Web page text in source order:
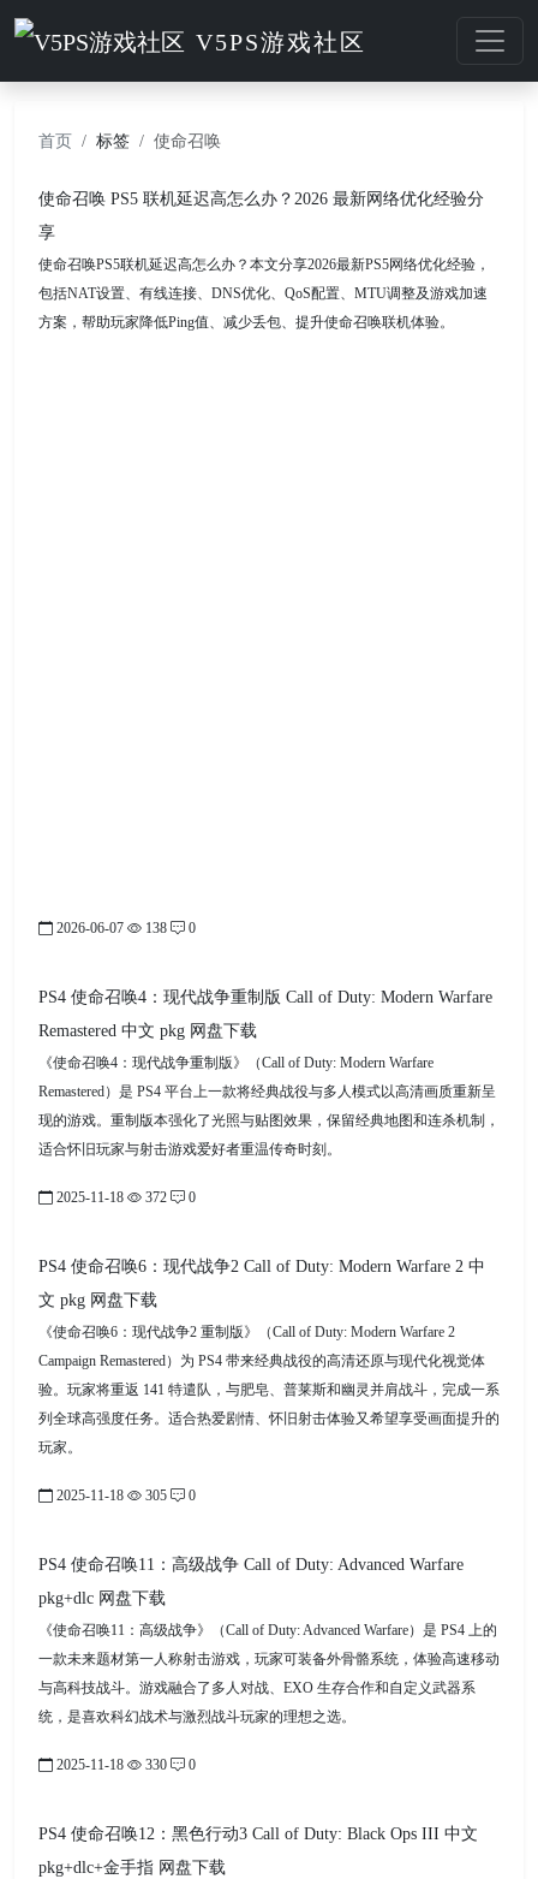
V5PS游戏社区
首页 标签 使命召唤
使命召唤 PS5 联机延迟高怎么办？2026 最新网络优化经验分
享
使命召唤PS5联机延迟高怎么办？本文分享2026最新PS5网络优化经验，
包括NAT设置、有线连接、DNS优化、QoS配置、MTU调整及游戏加速
方案，帮助玩家降低Ping值、减少丢包、提升使命召唤联机体验。
2026-06-07 138 0
PS4 使命召唤4：现代战争重制版 Call of Duty: Modern Warfare
Remastered 中文 pkg 网盘下载
《使命召唤4：现代战争重制版》（Call of Duty: Modern Warfare
Remastered）是 PS4 平台上一款将经典战役与多人模式以高清画质重新呈
现的游戏。重制版本强化了光照与贴图效果，保留经典地图和连杀机制，
适合怀旧玩家与射击游戏爱好者重温传奇时刻。
2025-11-18 372 0
PS4 使命召唤6：现代战争2 Call of Duty: Modern Warfare 2 中
文 pkg 网盘下载
《使命召唤6：现代战争2 重制版》（Call of Duty: Modern Warfare 2
Campaign Remastered）为 PS4 带来经典战役的高清还原与现代化视觉体
验。玩家将重返 141 特遣队，与肥皂、普莱斯和幽灵并肩战斗，完成一系
列全球高强度任务。适合热爱剧情、怀旧射击体验又希望享受画面提升的
玩家。
2025-11-18 305 0
PS4 使命召唤11：高级战争 Call of Duty: Advanced Warfare
pkg+dlc 网盘下载
《使命召唤11：高级战争》（Call of Duty: Advanced Warfare）是 PS4 上的
一款未来题材第一人称射击游戏，玩家可装备外骨骼系统，体验高速移动
与高科技战斗。游戏融合了多人对战、EXO 生存合作和自定义武器系
统，是喜欢科幻战术与激烈战斗玩家的理想之选。
2025-11-18 330 0
PS4 使命召唤12：黑色行动3 Call of Duty: Black Ops III 中文
pkg+dlc+金手指 网盘下载